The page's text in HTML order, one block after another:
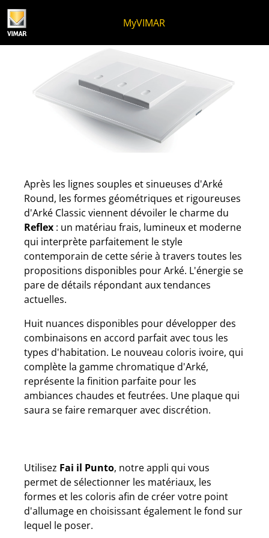
MyVIMAR
La transparence du
Après les lignes souples et sinueuses d'Arké
Round, les formes géométriques et rigoureuses
d'Arké Classic viennent dévoiler le charme du
Reflex : un matériau frais, lumineux et moderne
qui interprète parfaitement le style
contemporain de cette série à travers toutes les
propositions disponibles pour Arké. L'énergie se
pare de détails répondant aux tendances
actuelles.
Huit nuances disponibles pour développer des
combinaisons en accord parfait avec tous les
types d'habitation. Le nouveau coloris ivoire, qui
complète la gamme chromatique d'Arké,
représente la finition parfaite pour les
ambiances chaudes et feutrées. Une plaque qui
saura se faire remarquer avec discrétion.
Utilisez Fai il Punto, notre appli qui vous
permet de sélectionner les matériaux, les
formes et les coloris afin de créer votre point
d'allumage en choisissant également le fond sur
lequel le poser.